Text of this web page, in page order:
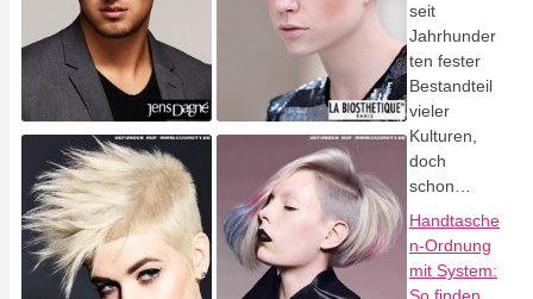
seit
Jahrhunder
ten fester
Bestandteil
vieler
Kulturen,
doch
schon…
Handtasche
n-Ordnung
mit System: